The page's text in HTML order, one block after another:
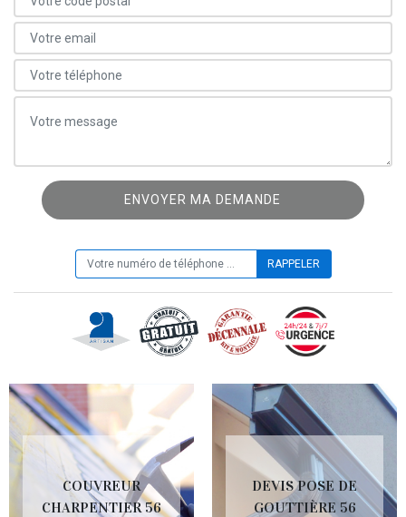
COUVREUR
CHARPENTIER 56
DEVIS POSE DE
GOUTTIÈRE 56